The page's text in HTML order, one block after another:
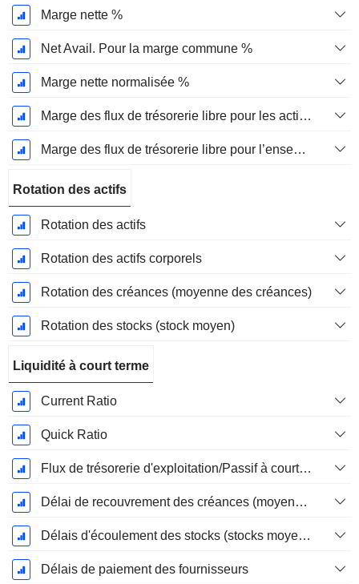
Marge nette %
Net Avail. Pour la marge commune %
Marge nette normalisée %
Marge des flux de trésorerie libre pour les actionnaires
Marge des flux de trésorerie libre pour l’ensemble des pourvoyeurs de fonds
Rotation des actifs
Rotation des actifs
Rotation des actifs corporels
Rotation des créances (moyenne des créances)
Rotation des stocks (stock moyen)
Liquidité à court terme
Current Ratio
Quick Ratio
Flux de trésorerie d'exploitation/Passif à court terme
Délai de recouvrement des créances (moyenne des créances)
Délais d'écoulement des stocks (stocks moyens)
Délais de paiement des fournisseurs